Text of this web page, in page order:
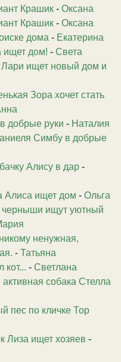
Крашик - Оксана
Крашик - Оксана
дома - Екатерина
ищет дом! - Света
ищет новый дом и
Зора хочет стать
добрые руки - Наталия
Симбу в добрые
Алису в дар -
Алиса ищет дом - Ольга
черныши ищут уютный
ненужная,
- Татьяна
- Светлана
собака Стелла
пес по кличке Тор
Лиза ищет хозяев -